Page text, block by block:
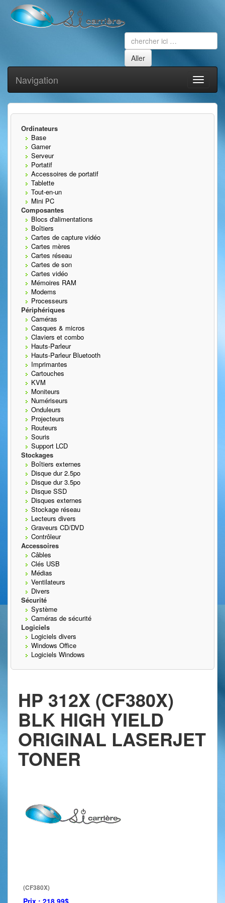
Toggle
Navigation
Ordinateurs
Base
Gamer
Serveur
Portatif
Accessoires de portatif
Tablette
Tout-en-un
Mini PC
Composantes
Blocs d'alimentations
Boîtiers
Cartes de capture vidéo
Cartes mères
Cartes réseau
Cartes de son
Cartes vidéo
Mémoires RAM
Modems
Processeurs
Périphériques
Caméras
Casques & micros
Claviers et combo
Hauts-Parleur
Hauts-Parleur Bluetooth
Imprimantes
Cartouches
KVM
Moniteurs
Numériseurs
Onduleurs
Projecteurs
Routeurs
Souris
Support LCD
Stockages
Boîtiers externes
Disque dur 2.5po
Disque dur 3.5po
Disque SSD
Disques externes
Stockage réseau
Lecteurs divers
Graveurs CD/DVD
Contrôleur
Accessoires
Câbles
Clés USB
Médias
Ventilateurs
Divers
Sécurité
Système
Caméras de sécurité
Logiciels
Logiciels divers
Windows Office
Logiciels Windows
HP 312X (CF380X)
BLK HIGH YIELD
ORIGINAL LASERJET
TONER
(CF380X)
Prix : 218.99$